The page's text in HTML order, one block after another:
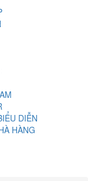
DIỄN
HÀNG